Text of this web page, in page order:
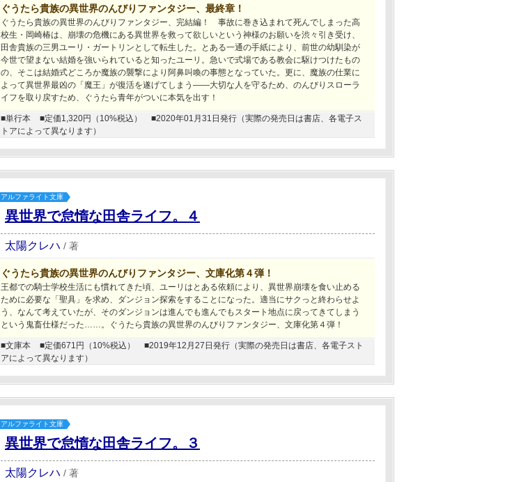
ぐうたら貴族の異世界のんびりファンタジー、最終章！
ぐうたら貴族の異世界のんびりファンタジー、完結編！ 事故に巻き込まれて死んでしまった高
校生・岡崎椿は、崩壊の危機にある異世界を救って欲しいという神様のお願いを渋々引き受け、
田舎貴族の三男ユーリ・ガートリンとして転生した。とある一通の手紙により、前世の幼馴染が
今世で望まない結婚を強いられていると知ったユーリ。急いで式場である教会に駆けつけたもの
の、そこは結婚式どころか魔族の襲撃により阿鼻叫喚の事態となっていた。更に、魔族の仕業に
よって異世界最凶の「魔王」が復活を遂げてしまう――大切な人を守るため、のんびりスローラ
イフを取り戻すため、ぐうたら青年がついに本気を出す！
■単行本 ■定価1,320円（10%税込）
■2020年01月31日発行（実際の発売日は書店、各電子ス
トアによって異なります）
アルファライト文庫
異世界で怠惰な田舎ライフ。４
太陽クレハ / 著
ぐうたら貴族の異世界のんびりファンタジー、文庫化第４弾！
王都での騎士学校生活にも慣れてきた頃、ユーリはとある依頼により、異世界崩壊を食い止める
ために必要な「聖具」を求め、ダンジョン探索をすることになった。適当にサクっと終わらせよ
う、なんて考えていたが、そのダンジョンは進んでも進んでもスタート地点に戻ってきてしまう
という鬼畜仕様だった……。ぐうたら貴族の異世界のんびりファンタジー、文庫化第４弾！
■文庫本 ■定価671円（10%税込）
■2019年12月27日発行（実際の発売日は書店、各電子スト
アによって異なります）
アルファライト文庫
異世界で怠惰な田舎ライフ。３
太陽クレハ / 著